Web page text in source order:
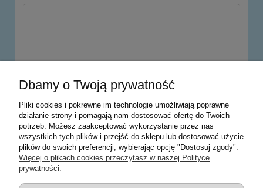
Warunki zakupów
Moje konto
Informacje o sklepie
Dbamy o Twoją prywatność
Pliki cookies i pokrewne im technologie umożliwiają poprawne
działanie strony i pomagają nam dostosować ofertę do Twoich
potrzeb. Możesz zaakceptować wykorzystanie przez nas
wszystkich tych plików i przejść do sklepu lub dostosować użycie
plików do swoich preferencji, wybierając opcję "Dostosuj zgody".
Więcej o plikach cookies przeczytasz w naszej Polityce
prywatności.